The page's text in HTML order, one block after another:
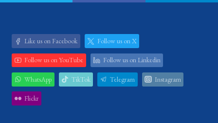
Like us on Facebook Follow us on X
Follow us on YouTube Follow us on Linkedin
WhatsApp TikTok Telegram Instagram
Flickr